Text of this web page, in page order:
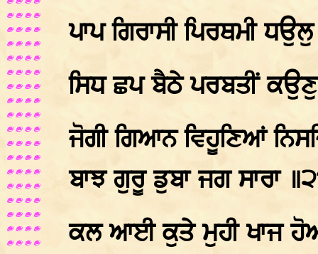
ਪਾਪ ਗਿਰਾਸੀ ਪਿਰਥਮੀ
ਸਿਧ ਛਪ ਬੈਠੇ ਪਰਬਤੀਂ
ਜੋਗੀ ਗਿਆਨ ਵਿਹੂਣਿਆਂ
ਬਾਝ ਗੁਰੂ ਡੁਬਾ ਜਗ ਸਾਰਾ
ਕਲ ਆਈ ਕੁਤੇ ਮੁਹੀ ਖਾਜ